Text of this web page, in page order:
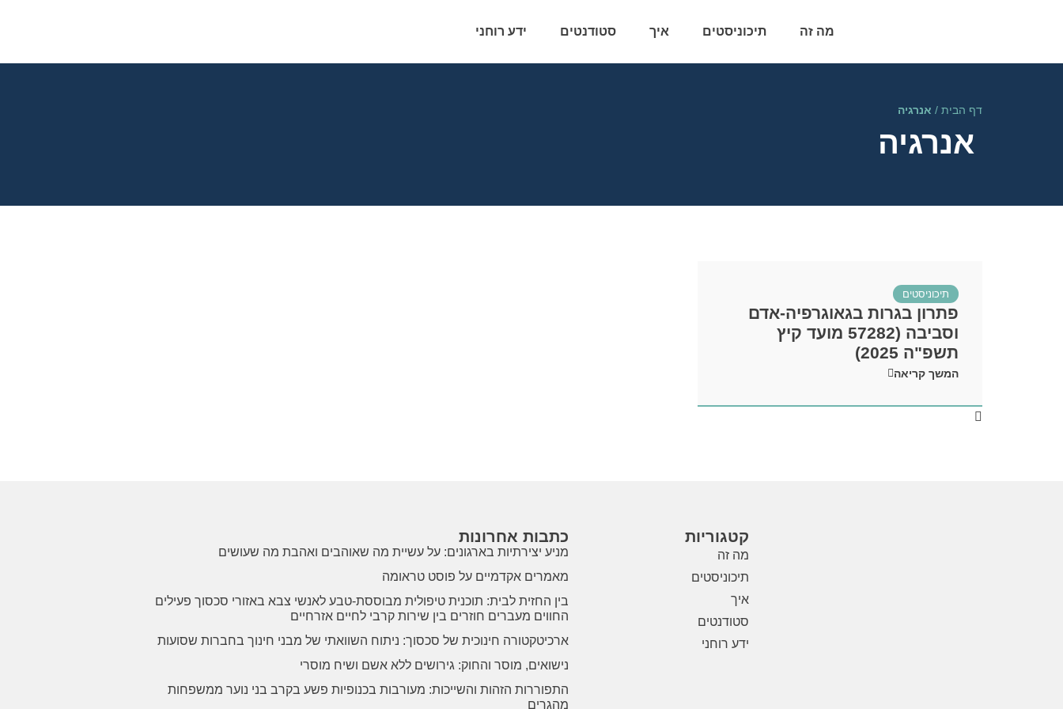
מה זה תיכוניסטים איך סטודנטים ידע רוחני
דף הבית / אנרגיה
אנרגיה
תיכוניסטים
פתרון בגרות בגאוגרפיה-אדם
וסביבה (57282 מועד קיץ
תשפ"ה 2025)
המשך קריאה
קטגוריות
מה זה
תיכוניסטים
איך
סטודנטים
ידע רוחני
כתבות אחרונות
מניע יצירתיות בארגונים: על עשיית מה שאוהבים ואהבת מה שעושים
מאמרים אקדמיים על פוסט טראומה
בין החזית לבית: תוכנית טיפולית מבוססת-טבע לאנשי צבא באזורי סכסוך פעילים
החווים מעברים חוזרים בין שירות קרבי לחיים אזרחיים
ארכיטקטורה חינוכית של סכסוך: ניתוח השוואתי של מבני חינוך בחברות שסועות
נישואים, מוסר והחוק: גירושים ללא אשם ושיח מוסרי
התפוררות הזהות והשייכות: מעורבות בכנופיות פשע בקרב בני נוער ממשפחות
מהגרים